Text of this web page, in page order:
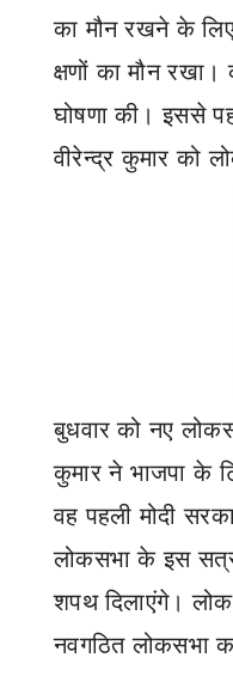
का मौन रखने के
क्षणों का मौन रखा।
घोषणा की। इससे
वीरेन्द्र कुमार को
बुधवार को नए
कुमार ने भाजपा के
वह पहली मोदी
लोकसभा के इस सत्र
शपथ दिलाएंगे।
नवगठित लोकसभा